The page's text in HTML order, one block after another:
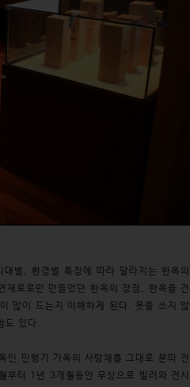
별, 환경별 특징에 따라 달라지는 한옥의
재료로만 만들었던 한옥의 장점, 한옥을 건
많이 드는지 이해하게 된다. 못을 쓰지 않
도 있다.
인 민형기 가옥의 사랑채를 그대로 본따 전
터 1년 3개월동안 무상으로 빌려와 전시